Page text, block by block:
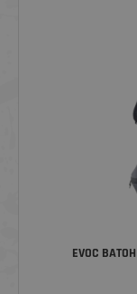
EVOC